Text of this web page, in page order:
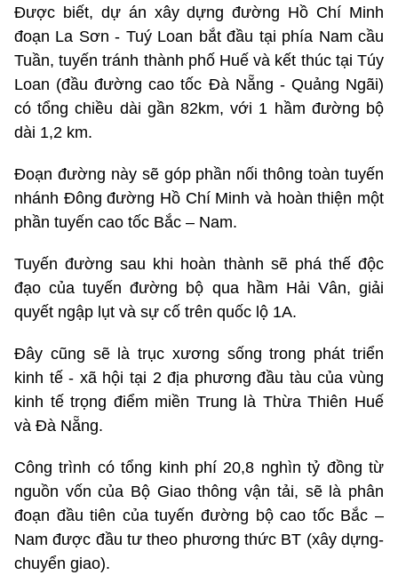
Được biết, dự án xây dựng đường Hồ Chí Minh
đoạn La Sơn - Tuý Loan bắt đầu tại phía Nam cầu
Tuần, tuyến tránh thành phố Huế và kết thúc tại Túy
Loan (đầu đường cao tốc Đà Nẵng - Quảng Ngãi)
có tổng chiều dài gần 82km, với 1 hầm đường bộ
dài 1,2 km.
Đoạn đường này sẽ góp phần nối thông toàn tuyến
nhánh Đông đường Hồ Chí Minh và hoàn thiện một
phần tuyến cao tốc Bắc – Nam.
Tuyến đường sau khi hoàn thành sẽ phá thế độc
đạo của tuyến đường bộ qua hầm Hải Vân, giải
quyết ngập lụt và sự cố trên quốc lộ 1A.
Đây cũng sẽ là trục xương sống trong phát triển
kinh tế - xã hội tại 2 địa phương đầu tàu của vùng
kinh tế trọng điểm miền Trung là Thừa Thiên Huế
và Đà Nẵng.
Công trình có tổng kinh phí 20,8 nghìn tỷ đồng từ
nguồn vốn của Bộ Giao thông vận tải, sẽ là phân
đoạn đầu tiên của tuyến đường bộ cao tốc Bắc –
Nam được đầu tư theo phương thức BT (xây dựng-
chuyển giao).